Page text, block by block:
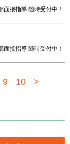
面接指導 随時受付中！
面接指導 随時受付中！
9 10 >